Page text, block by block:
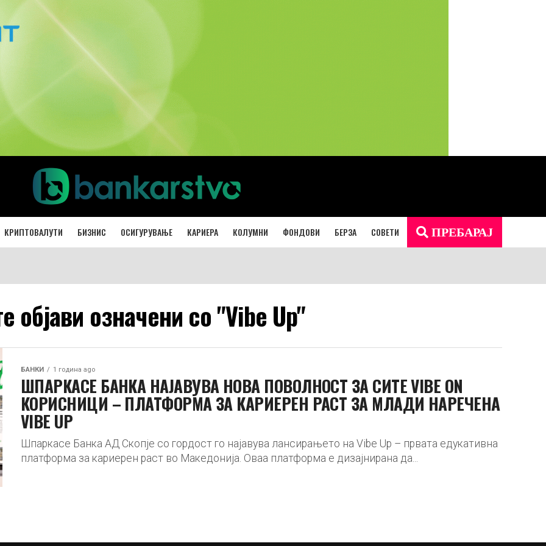
КРИПТОВАЛУТИ БИЗНИС ОСИГУРУВАЊЕ КАРИЕРА КОЛУМНИ ФОНДОВИ БЕРЗА СОВЕТИ ПРЕБАРАЈ
објави означени со "Vibe Up"
БАНКИ 1 година ago
ШПАРКАСЕ БАНКА НАЈАВУВА НОВА ПОВОЛНОСТ ЗА СИТЕ VIBE ON
КОРИСНИЦИ – ПЛАТФОРМА ЗА КАРИЕРЕН РАСТ ЗА МЛАДИ НАРЕЧЕНА
VIBE UP
Шпаркасе Банка АД Скопје со гордост го најавува лансирањето на Vibe Up – првата едукативна
платформа за кариерен раст во Македонија. Оваа платформа е дизајнирана да...